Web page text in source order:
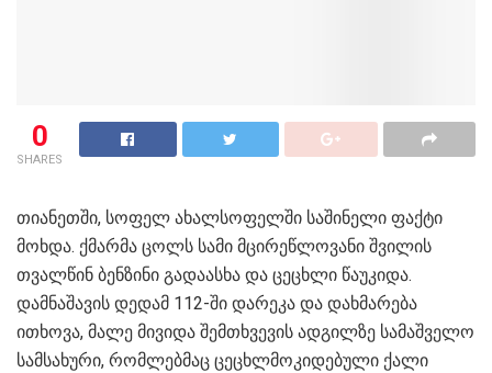
0
SHARES
თიანეთში, სოფელ ახალსოფელში საშინელი ფაქტი
მოხდა. ქმარმა ცოლს სამი მცირეწლოვანი შვილის
თვალწინ ბენზინი გადაასხა და ცეცხლი წაუკიდა.
დამნაშავის დედამ 112-ში დარეკა და დახმარება
ითხოვა, მალე მივიდა შემთხვევის ადგილზე სამაშველო
სამსახური, რომლებმაც ცეცხლმოკიდებული ქალი